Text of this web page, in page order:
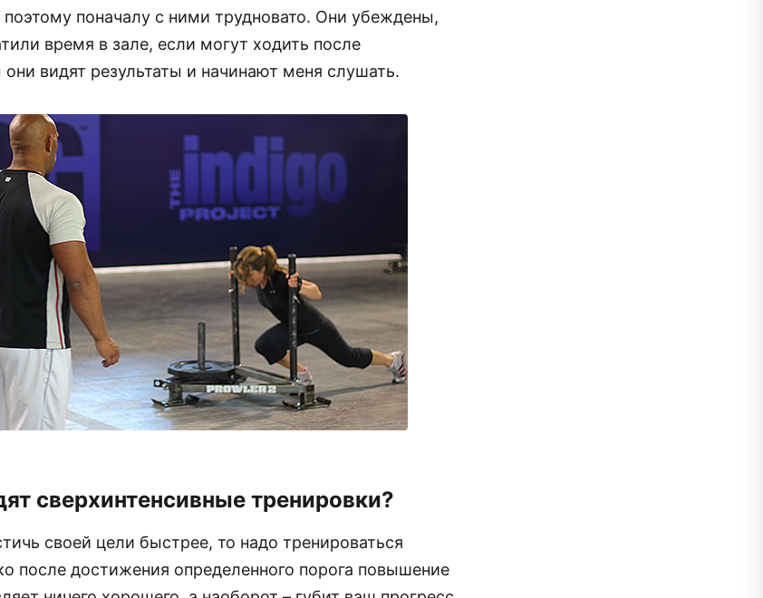
поэтому поначалу с ними трудновато. Они убеждены,
время в зале, если могут ходить после
видят результаты и начинают меня слушать.
сверхинтенсивные тренировки?
своей цели быстрее, то надо тренироваться
после достижения определенного порога повышение